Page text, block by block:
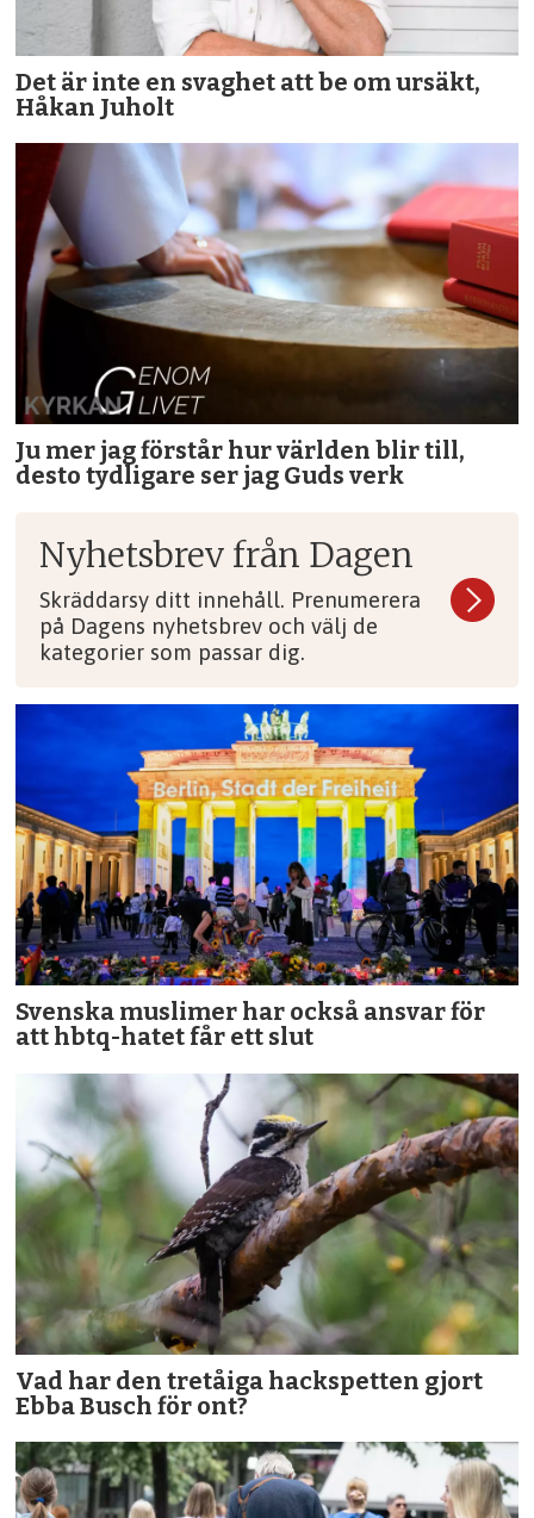
Det är inte en svaghet att be om ursäkt,
Håkan Juholt
Ju mer jag förstår hur världen blir till,
desto tydligare ser jag Guds verk
Nyhetsbrev från Dagen
Skräddarsy ditt innehåll. Prenumerera
på Dagens nyhetsbrev och välj de
kategorier som passar dig.
Svenska muslimer har också ansvar för
att hbtq-hatet får ett slut
Vad har den tretåiga hackspetten gjort
Ebba Busch för ont?